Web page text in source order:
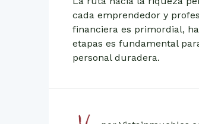
cada emprendedor y
financiera es primordial,
etapas es fundamental
personal duradera.